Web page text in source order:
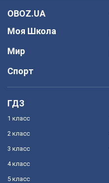
OBOZ.UA
Моя Школа
Мир
Спорт
ГДЗ
1 класс
2 класс
3 класс
4 класс
5 класс